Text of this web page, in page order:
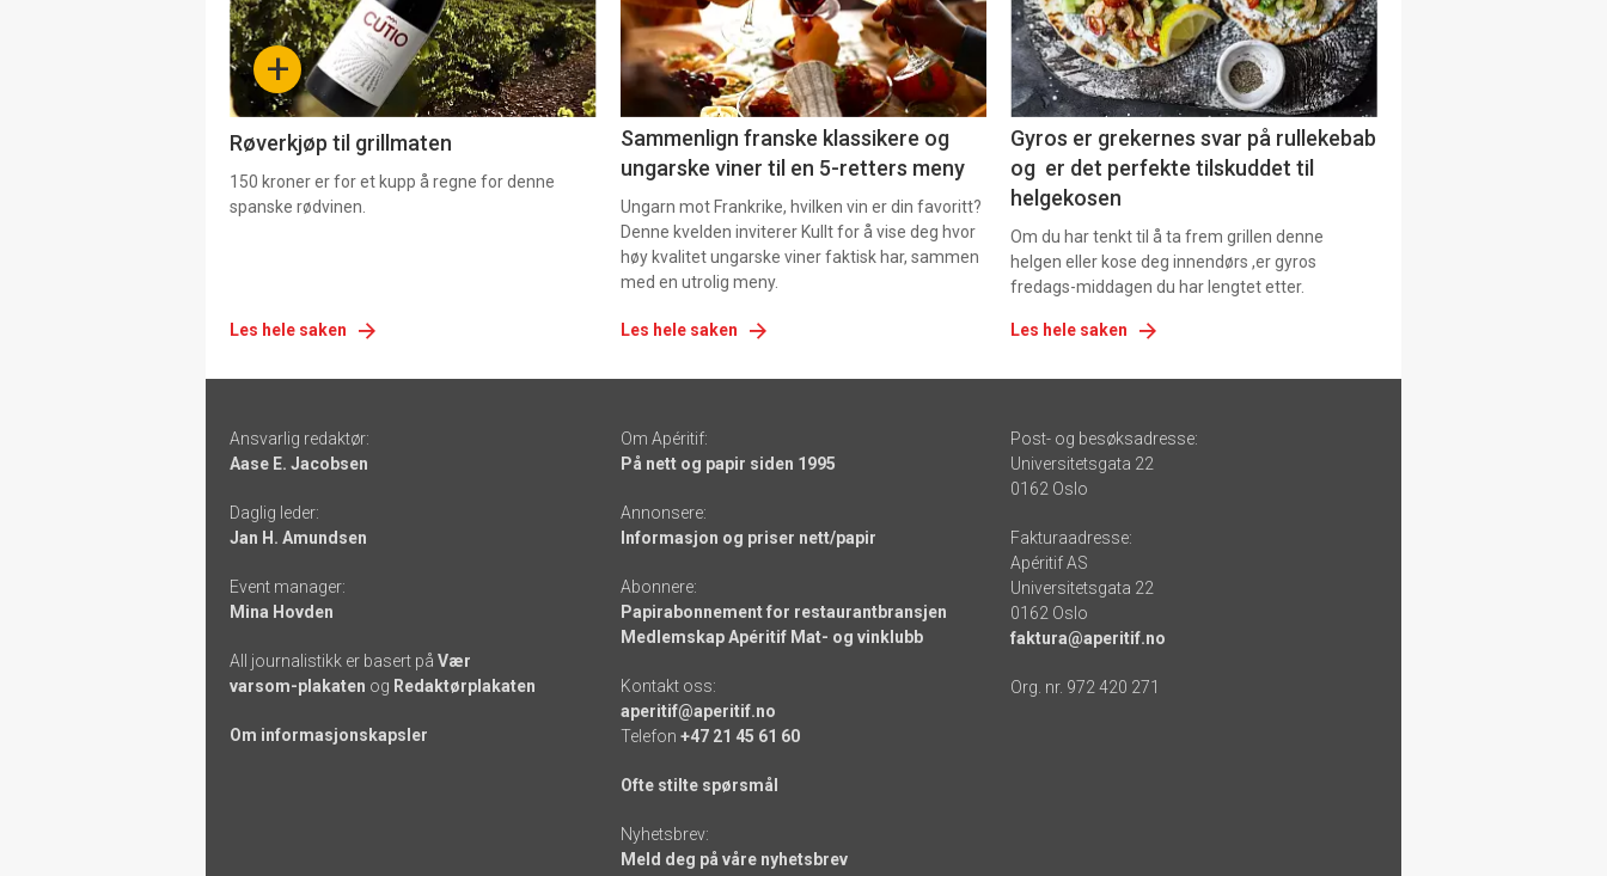
-
4 +
Røverkjøp til grillmaten
150 kroner er for et kupp å regne for denne
spanske rødvinen.
Les hele saken
-
5
Sammenlign franske klassikere og
ungarske viner til en 5-retters meny
Ungarn mot Frankrike, hvilken vin er din favoritt?
Denne kvelden inviterer Kullt for å vise deg hvor
høy kvalitet ungarske viner faktisk har, sammen
med en utrolig meny.
Les hele saken
-
6
Gyros er grekernes svar på rullekebab
og er det perfekte tilskuddet til
helgekosen
Om du har tenkt til å ta frem grillen denne
helgen eller kose deg innendørs ,er gyros
fredags-middagen du har lengtet etter.
Les hele saken
-
links
Ansvarlig redaktør:
Aase E. Jacobsen
Daglig leder:
Jan H. Amundsen
Event manager:
Mina Hovden
All journalistikk er basert på Vær
varsom-plakaten og Redaktørplakaten
Om informasjonskapsler
Om Apéritif:
På nett og papir siden 1995
Annonsere:
Informasjon og priser nett/papir
Abonnere:
Papirabonnement for restaurantbransjen
Medlemskap Apéritif Mat- og vinklubb
Kontakt oss:
aperitif@aperitif.no
Telefon +47 21 45 61 60
Ofte stilte spørsmål
Nyhetsbrev:
Meld deg på våre nyhetsbrev
Post- og besøksadresse:
Universitetsgata 22
0162 Oslo
Fakturaadresse:
Apéritif AS
Universitetsgata 22
0162 Oslo
faktura@aperitif.no
Org. nr. 972 420 271